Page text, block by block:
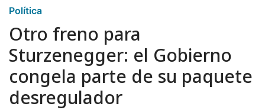
Política
Otro freno para
Sturzenegger: el Gobierno
congela parte de su paquete
desregulador